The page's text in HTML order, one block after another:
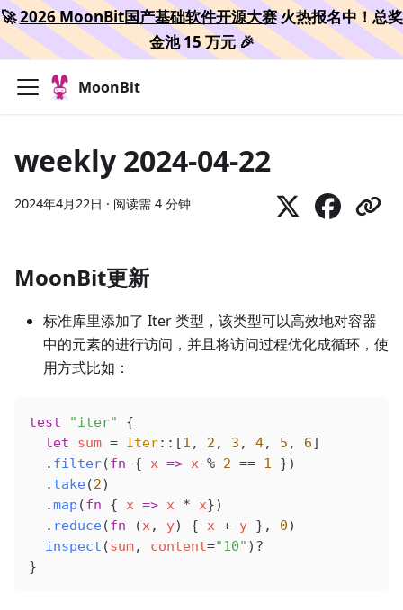
🚀2026 MoonBit国产基础软件开源大赛火热报名中！总奖
金池 15 万元 🎉
MoonBit
weekly 2024-04-22
2024年4月22日 · 阅读需 4 分钟
MoonBit更新
标准库里添加了 Iter 类型，该类型可以高效地对容器
中的元素的进行访问，并且将访问过程优化成循环，使
用方式比如：
test "iter"
{
  let
sum = Iter::[1 , 2 , 3 , 4, 5 , 6]
  .
filter(fn { x => x % 2 == 1 })
  .
take(2)
  .
map (fn { x => x * x})
  .
reduce(fn (x, y) { x + y }, 0)
  inspect
(sum, content="10" )?
}